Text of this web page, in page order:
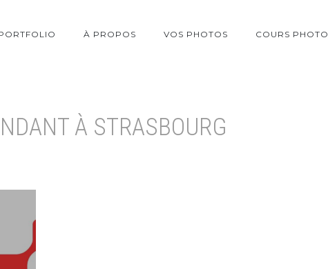
À PROPOS VOS PHOTOS COURS PHOTO
À STRASBOURG